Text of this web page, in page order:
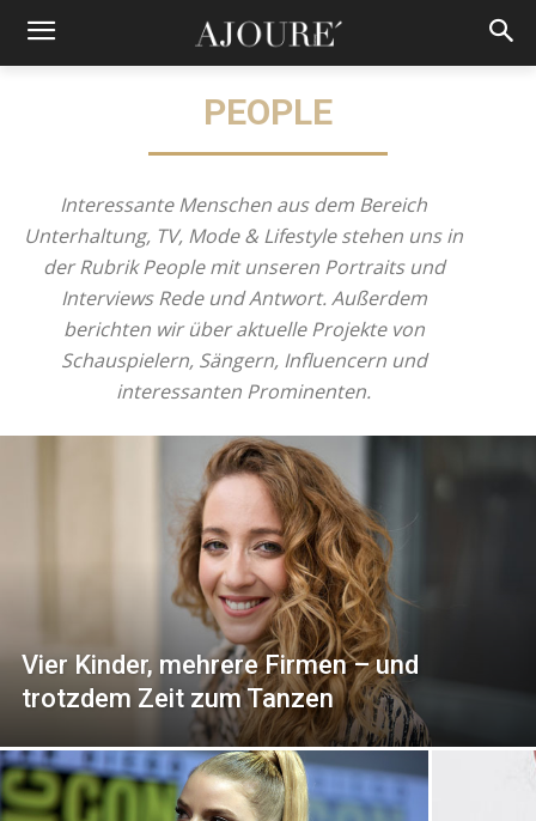
PEOPLE
Interessante Menschen aus dem Bereich
Unterhaltung, TV, Mode & Lifestyle stehen uns in
der Rubrik People mit unseren Portraits und
Interviews Rede und Antwort. Außerdem
berichten wir über aktuelle Projekte von
Schauspielern, Sängern, Influencern und
interessanten Prominenten.
Vier Kinder, mehrere Firmen – und
trotzdem Zeit zum Tanzen